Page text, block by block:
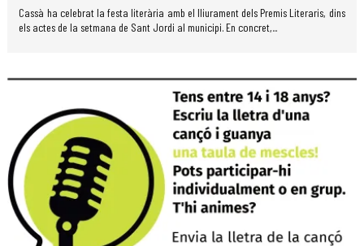
Cassà ha celebrat la festa literària amb el lliurament dels Premis Literaris, dins
els actes de la setmana de Sant Jordi al municipi. En concret,...